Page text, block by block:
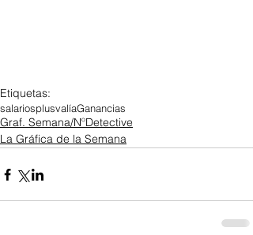
Etiquetas:
salariosplusvalíaGanancias
Graf. Semana/NºDetective
La Gráfica de la Semana